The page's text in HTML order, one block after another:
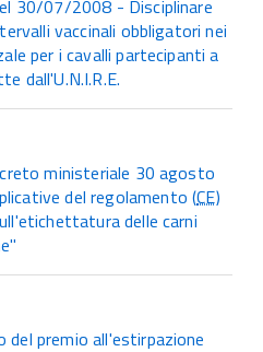
30/07/2008 - Disciplinare
vaccinali obbligatori nei
per i cavalli partecipanti a
dall'U.N.I.R.E.
ministeriale 30 agosto
del regolamento (CE)
delle carni
premio all'estirpazione